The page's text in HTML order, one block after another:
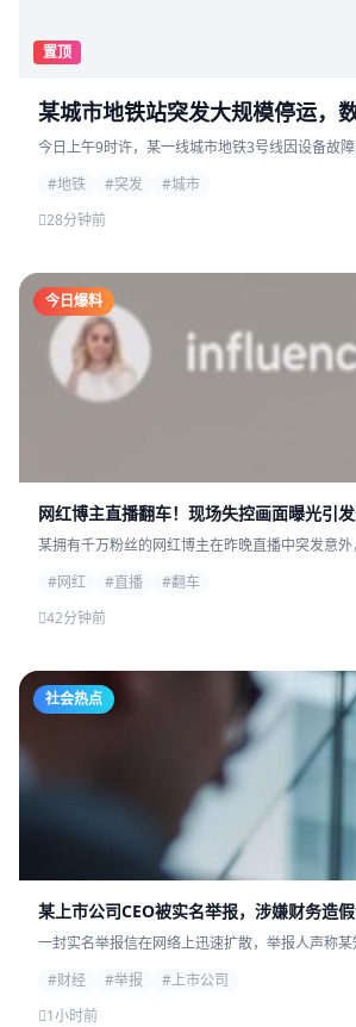
置顶
某城市地铁站突发大规模停运，
今日上午9时许，某一线城市地铁3号线因设备故
#地铁
#突发
#城市
28分钟前
今日爆料
网红博主直播翻车！现场失控画面曝光引
某拥有千万粉丝的网红博主在昨晚直播中突发意
#网红
#直播
#翻车
42分钟前
社会热点
某上市公司CEO被实名举报，涉嫌财务造
一封实名举报信在网络上迅速扩散，举报人声称
#财经
#举报
#上市公司
1小时前